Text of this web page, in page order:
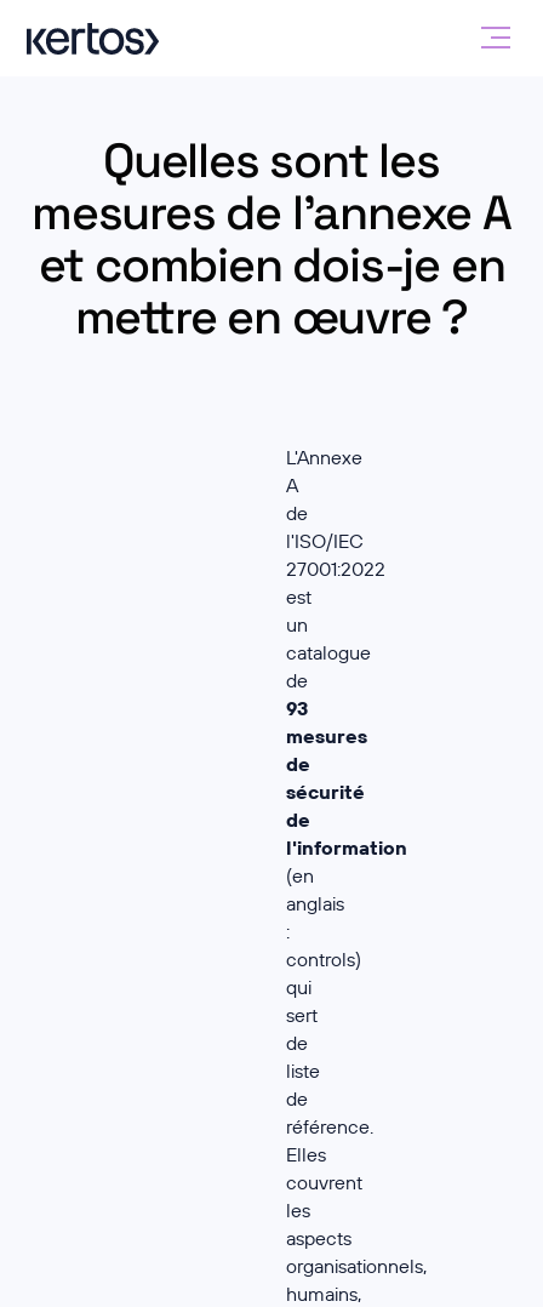
Quelles sont les
mesures de l'annexe A
et combien dois-je en
mettre en œuvre ?
L'Annexe
A
de
l'ISO/IEC
27001:2022
est
un
catalogue
de
93
mesures
de
sécurité
de
l'information
(en
anglais
:
controls)
qui
sert
de
liste
de
référence.
Elles
couvrent
les
aspects
organisationnels,
humains,